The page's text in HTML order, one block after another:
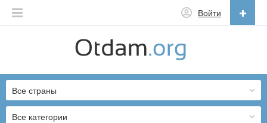
Войти
English
Русский
Українська
Все категории
Все страны